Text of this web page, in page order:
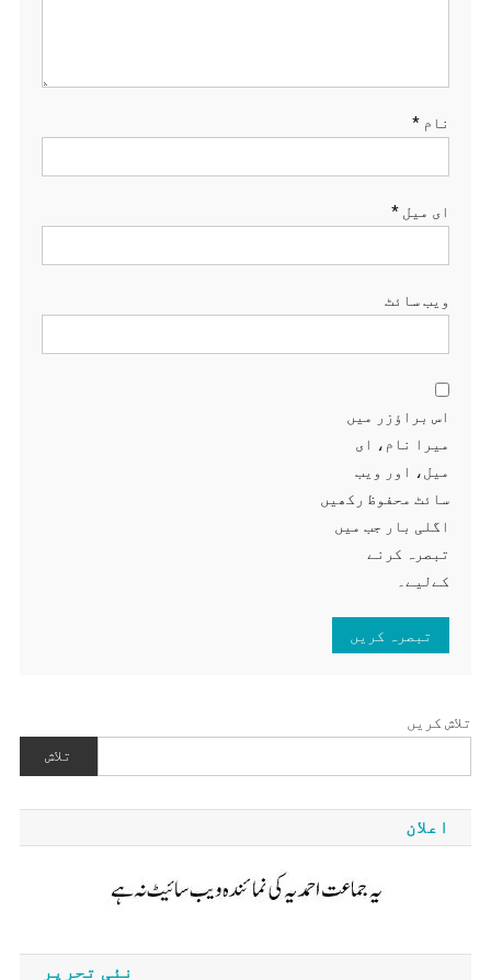
نام *
ای میل *
ویب‌ سائٹ
اس براؤزر میں
میرا نام، ای
میل، اور ویب
سائٹ محفوظ رکھیں
اگلی بار جب میں
تبصرہ کرنے
کےلیے۔
تلاش کریں
تلاش
اعلان
نئی تحریر